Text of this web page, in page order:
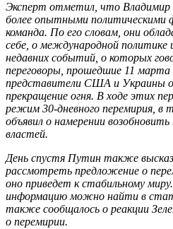
Эксперт отметил, что
более опытными политическими
команда. По его словам, они
себе, о международной политике
недавних событий, о которых
переговоры, прошедшие 11 марта
представители США и Украины
прекращение огня. В ходе этих
режим 30-дневного перемирия, в
объявил о намерении
властей.
День спустя Путин также
рассмотреть предложение о
оно приведет к стабильному
информацию можно найти в
также сообщалось о реакции
о перемирии.